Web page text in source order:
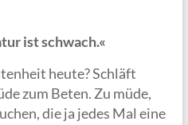
ist schwach.«
heute? Schläft
zum Beten. Zu müde,
die ja jedes Mal eine